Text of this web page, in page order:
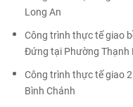
Long An
Công trình thực tế giao
Đứng tại Phường Thạnh
Công trình thực tế giao
Bình Chánh